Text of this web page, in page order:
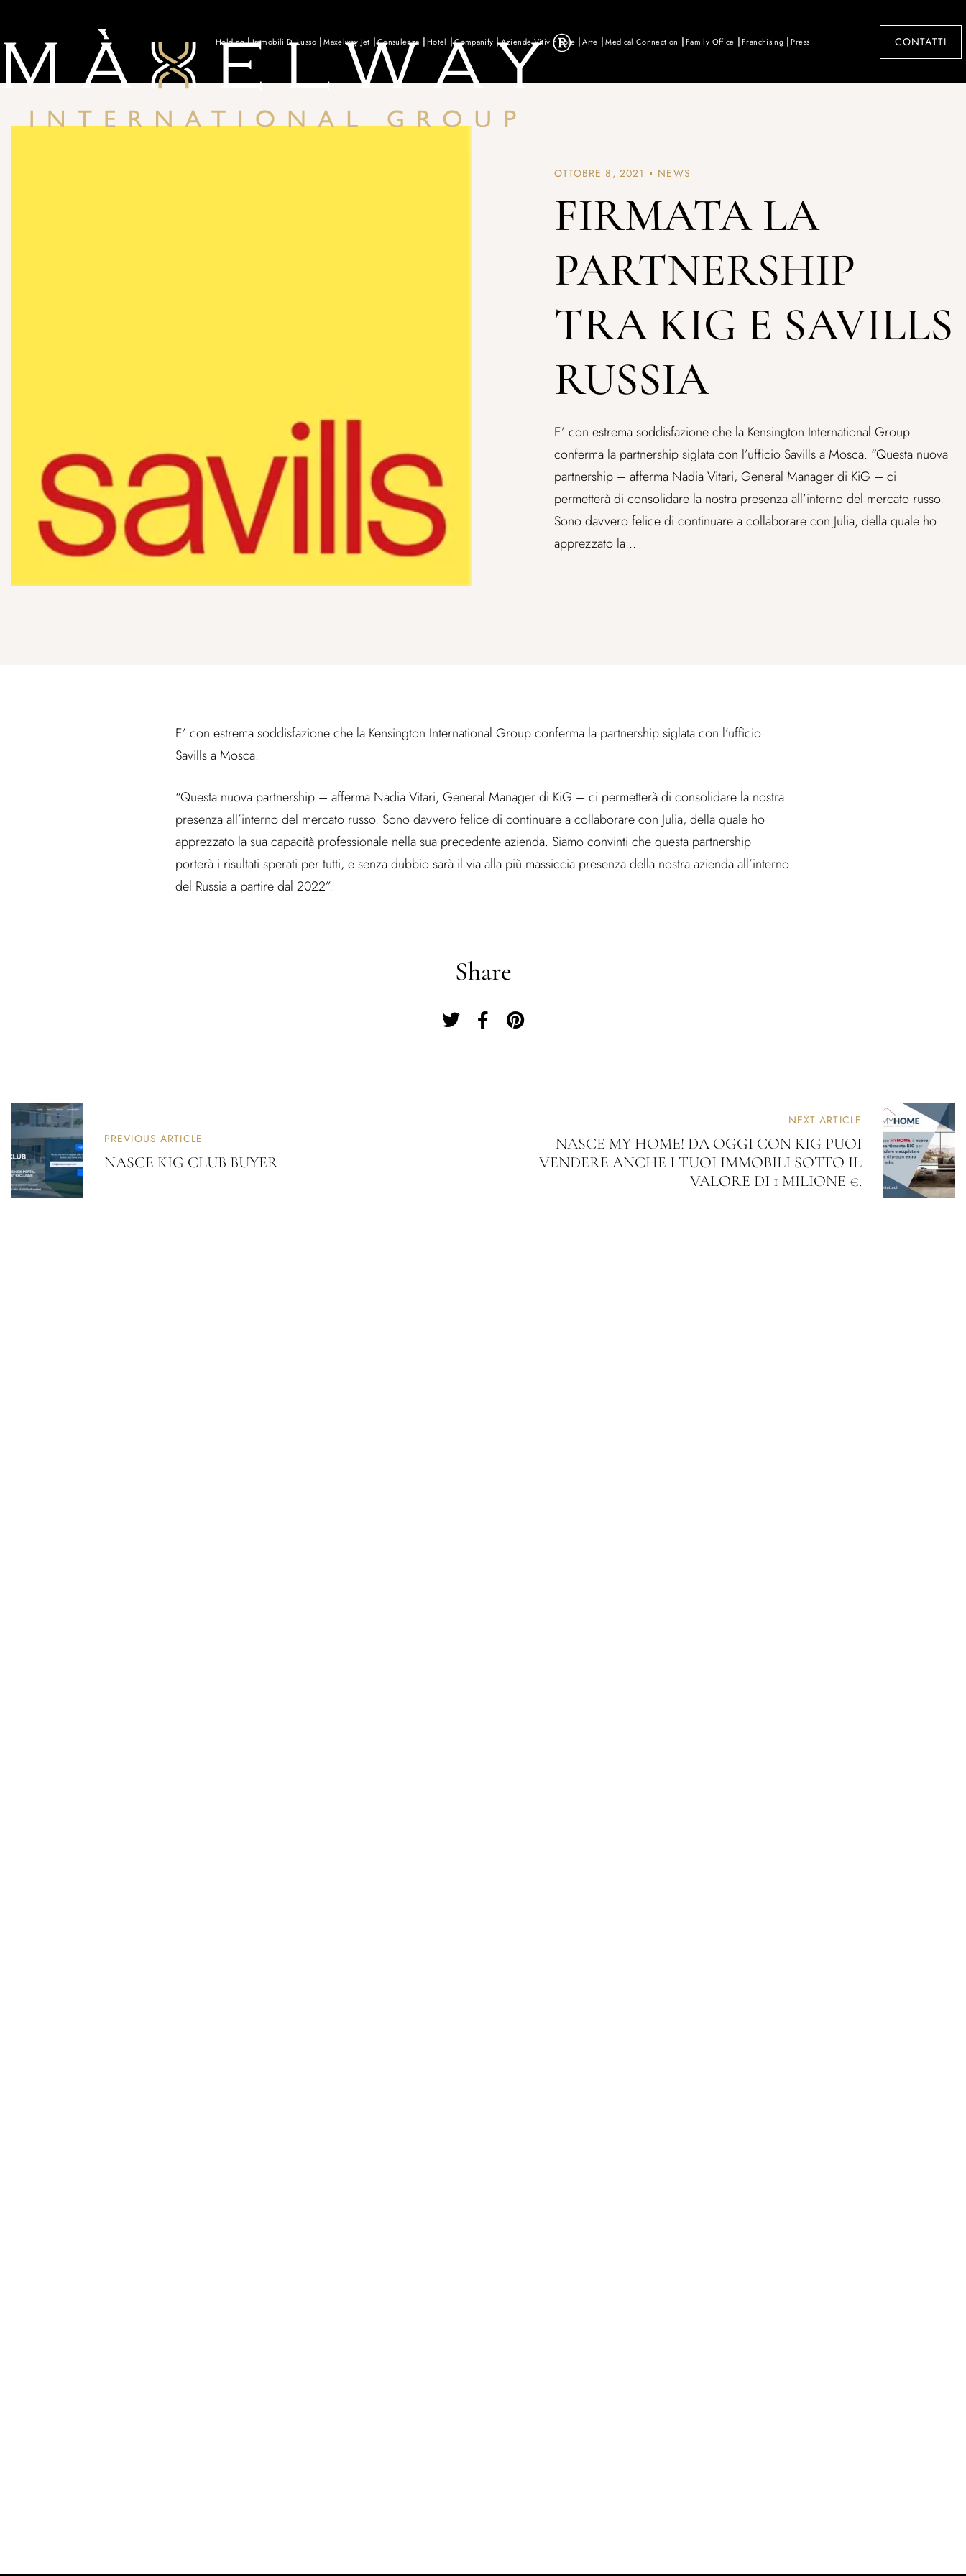
Holding Immobili Di Lusso Maxelway Jet Consulenza Hotel Companify Aziende Vitivinicole Arte Medical Connection Family Office Franchising Press CONTATTI
OTTOBRE 8, 2021 NEWS
FIRMATA LA
PARTNERSHIP
TRA KIG E SAVILLS
RUSSIA
E’ con estrema soddisfazione che la Kensington International Group
conferma la partnership siglata con l’ufficio Savills a Mosca. “Questa nuova
partnership – afferma Nadia Vitari, General Manager di KiG – ci
permetterà di consolidare la nostra presenza all’interno del mercato russo.
Sono davvero felice di continuare a collaborare con Julia, della quale ho
apprezzato la...
E’ con estrema soddisfazione che la Kensington International Group conferma la partnership siglata con l’ufficio
Savills a Mosca.
“Questa nuova partnership – afferma Nadia Vitari, General Manager di KiG – ci permetterà di consolidare la nostra
presenza all’interno del mercato russo. Sono davvero felice di continuare a collaborare con Julia, della quale ho
apprezzato la sua capacità professionale nella sua precedente azienda. Siamo convinti che questa partnership
porterà i risultati sperati per tutti, e senza dubbio sarà il via alla più massiccia presenza della nostra azienda all’interno
del Russia a partire dal 2022”.
Share
PREVIOUS ARTICLE
NASCE KIG CLUB BUYER
NEXT ARTICLE
NASCE MY HOME! DA OGGI CON KIG PUOI
VENDERE ANCHE I TUOI IMMOBILI SOTTO IL
VALORE DI 1 MILIONE €.